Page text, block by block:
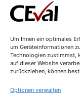
Um Ihnen ein optimales
um Geräteinformationen
Technologien zustimmst,
auf dieser Website
zurückziehen, können
Optionen verwalten